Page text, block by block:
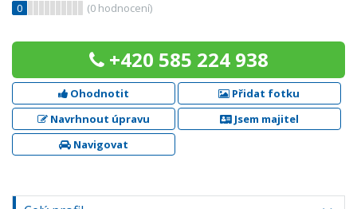
0
(0 hodnocení)
+420 585 224 938
Ohodnotit
Přidat fotku
Navrhnout úpravu
Jsem majitel
Navigovat